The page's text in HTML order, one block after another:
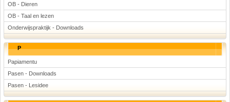
OB - Dieren
OB - Taal en lezen
Onderwijspraktijk - Downloads
P
Papiamentu
Pasen - Downloads
Pasen - Lesidee